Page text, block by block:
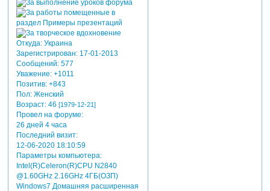
Откуда:Украина
Зарегистрирован: 17-01-2013
Сообщений:577
Уважение: +1011
Позитив: +843
Пол:Женский
Возраст:46 [1979-12-21]
Провел на форуме:
26 дней 4 часа
Последний визит:
12-06-2020 18:10:59
Параметры компьютера:
Intel(R)Celeron(R)CPU N2840
@1.60GHz 2.16GHz 4ГБ(ОЗП)
Windows7 Домашняя расширенная